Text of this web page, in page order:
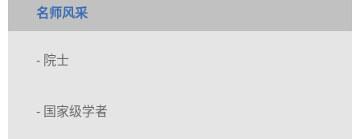
名师风采
- 院士
- 国家级学者